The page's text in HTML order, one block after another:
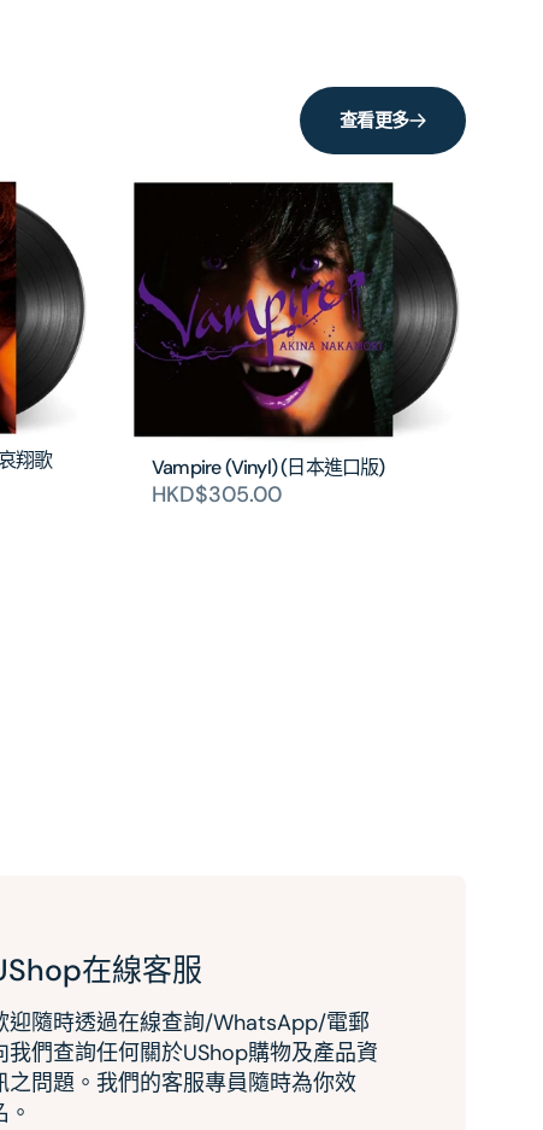
查看更多
翔歌
Vampire (Vinyl) (日本進口版)
HKD$305.00
在線客服
迎隨時透過在線查詢/WhatsApp/電郵
我們查詢任何關於UShop購物及產品資
之問題。我們的客服專員隨時為你效
。